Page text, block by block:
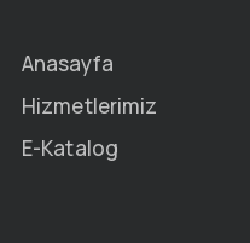
Anasayfa
Hizmetlerimiz
E-Katalog